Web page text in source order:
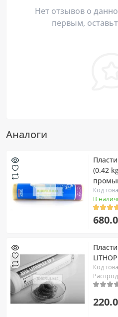
Нет отзывов о
первым,
Аналоги
(0.42
Код
В
Код